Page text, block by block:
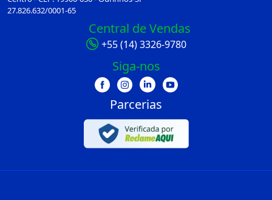
27.826.632/0001-65
Central de Vendas
+55 (14) 3326-9780
Siga-nos
Parcerias